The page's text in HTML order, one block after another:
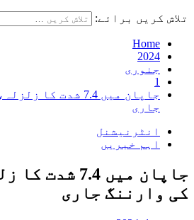
تلاش کریں برائے:
Home
2024
جنوری
1
جاپان میں 7.4 شدت
جاری
انٹرنیشنل
اہم خبریں
جاپان میں 7.4
کی وارننگ جاری